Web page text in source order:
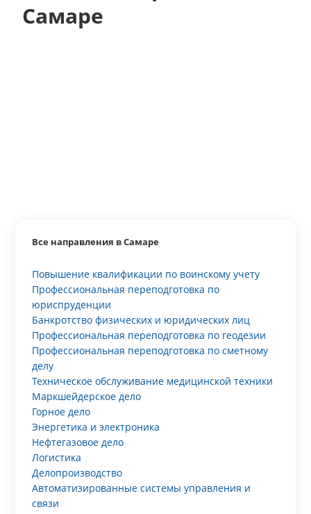
Самаре
Все направления в Самаре
Повышение квалификации по воинскому учету
Профессиональная переподготовка по
юриспруденции
Банкротство физических и юридических лиц
Профессиональная переподготовка по геодезии
Профессиональная переподготовка по сметному
делу
Техническое обслуживание медицинской техники
Маркшейдерское дело
Горное дело
Энергетика и электроника
Нефтегазовое дело
Логистика
Делопроизводство
Автоматизированные системы управления и
связи